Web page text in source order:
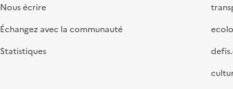
Nous écrire
Échangez avec la communauté
Statistiques